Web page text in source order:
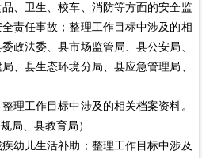
品、卫生、校车、消防等方面的安全监
责任事故；整理工作目标中涉及的相
政法委、县市场监管局、县公安局、
、县生态环境分局、县应急管理局、
理工作目标中涉及的相关档案资料。
局、县教育局）
幼儿生活补助；整理工作目标中涉及